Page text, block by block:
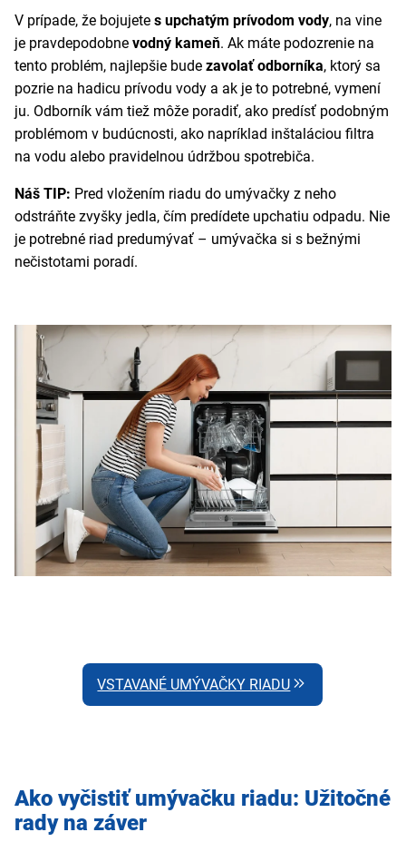
V prípade, že bojujete s upchatým prívodom vody, na vine
je pravdepodobne vodný kameň. Ak máte podozrenie na
tento problém, najlepšie bude zavolať odborníka, ktorý sa
pozrie na hadicu prívodu vody a ak je to potrebné, vymení
ju. Odborník vám tiež môže poradiť, ako predísť podobným
problémom v budúcnosti, ako napríklad inštaláciou filtra
na vodu alebo pravidelnou údržbou spotrebiča.
Náš TIP: Pred vložením riadu do umývačky z neho
odstráňte zvyšky jedla, čím predídete upchatiu odpadu. Nie
je potrebné riad predumývať – umývačka si s bežnými
nečistotami poradí.
VSTAVANÉ UMÝVAČKY RIADU
Ako vyčistiť umývačku riadu: Užitočné
rady na záver